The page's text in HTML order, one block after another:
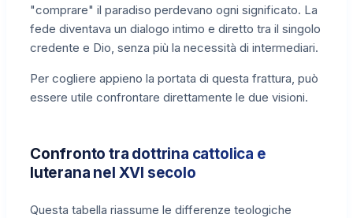
"comprare" il paradiso perdevano ogni significato. La
fede diventava un dialogo intimo e diretto tra il singolo
credente e Dio, senza più la necessità di intermediari.
Per cogliere appieno la portata di questa frattura, può
essere utile confrontare direttamente le due visioni.
Confronto tra dottrina cattolica e
luterana nel XVI secolo
Questa tabella riassume le differenze teologiche